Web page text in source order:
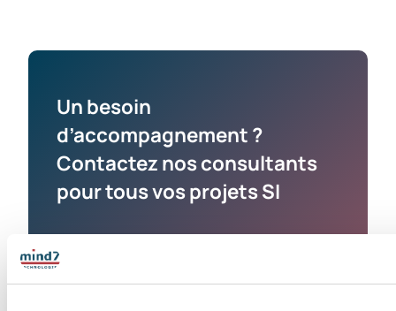
Un besoin
d’accompagnement ?
Contactez nos consultants
pour tous vos projets SI